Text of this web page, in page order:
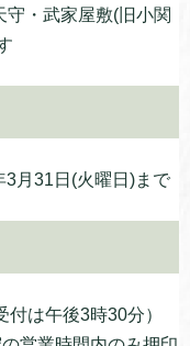
・武家屋敷(旧小関
3月31日(火曜日)まで
は午後3時30分）